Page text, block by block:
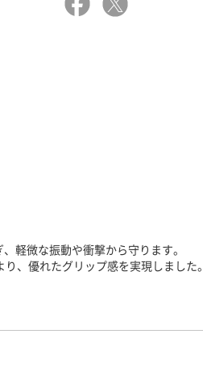
軽微な振動や衝撃から守ります。
、優れたグリップ感を実現しました。